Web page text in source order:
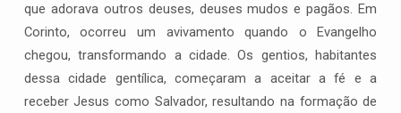
que adorava outros deuses, deuses mudos e pagãos. Em
Corinto, ocorreu um avivamento quando o Evangelho
chegou, transformando a cidade. Os gentios, habitantes
dessa cidade gentílica, começaram a aceitar a fé e a
receber Jesus como Salvador, resultando na formação de